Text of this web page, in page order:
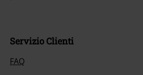
Servizio Clienti
FAQ